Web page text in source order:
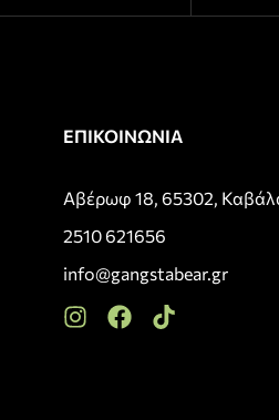
ΕΠΙΚΟΙΝΩΝΙΑ
Αβέρωφ 18, 65302,
2510 621656
info@gangstabear.gr